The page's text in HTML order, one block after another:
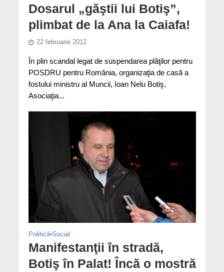
Dosarul „găştii lui Botiş”,
plimbat de la Ana la Caiafa!
22 februarie 2012
În plin scandal legat de suspendarea plăţilor pentru
POSDRU pentru România, organizaţia de casă a
fostului ministru al Muncii, Ioan Nelu Botiş,
Asociaţia...
Politică•Social
Manifestanţii în stradă,
Botiş în Palat! Încă o mostră